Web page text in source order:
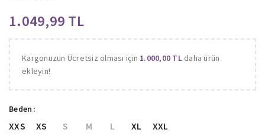
TL
Kargonuzun Ücretsiz olması için 1.000,00 TLdaha ürün
ekleyin!
Beden
XXS XS S M L XL XXL